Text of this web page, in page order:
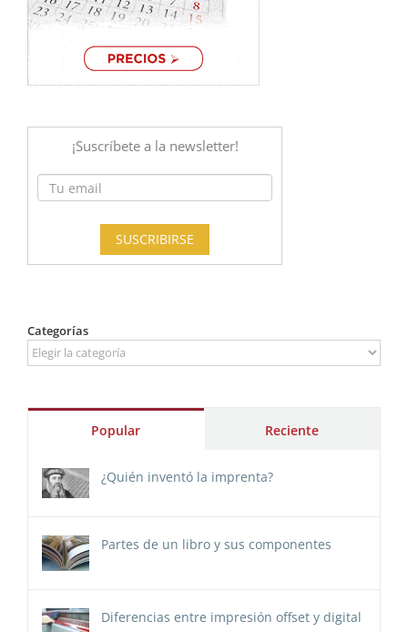
Categorías
Categorías
Popular Reciente
¿Quién inventó la imprenta?
Partes de un libro y sus componentes
Diferencias entre impresión offset y digital